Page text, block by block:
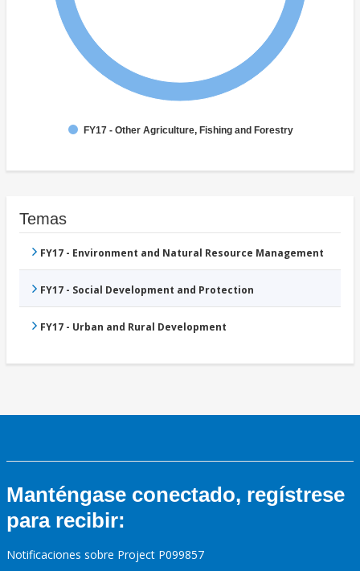
FY17 - Other Agriculture, Fishing and Forestry
Temas
FY17 - Environment and Natural Resource Management
FY17 - Social Development and Protection
FY17 - Urban and Rural Development
Manténgase conectado, regístrese
para recibir:
Notificaciones sobre Project P099857